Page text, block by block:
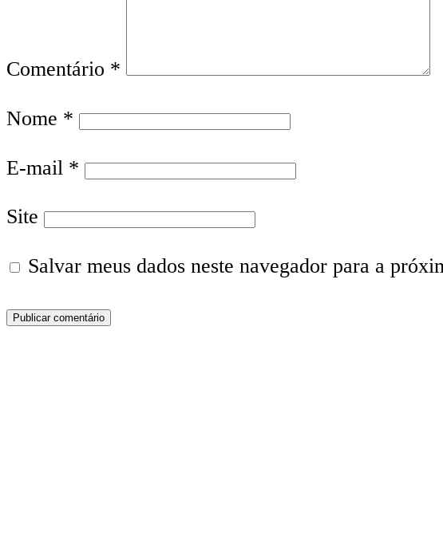
Comentário *
Nome *
E-mail *
Site
Salvar meus dados neste navegador para a